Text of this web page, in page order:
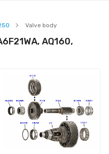
Valve body
AQ160,